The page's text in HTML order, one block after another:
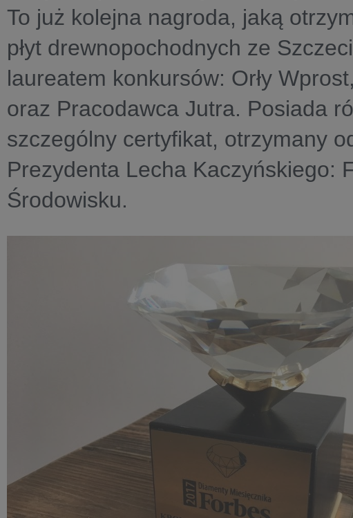
To już kolejna nagroda, jaką
płyt drewnopochodnych ze
laureatem konkursów: Orły
oraz Pracodawca Jutra. Posiada
szczególny certyfikat, otrzymany
Prezydenta Lecha Kaczyńskiego:
Środowisku.